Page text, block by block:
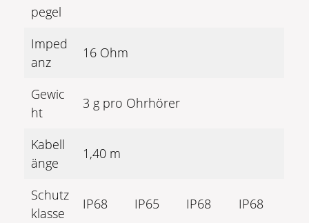
pegel
Imped
anz
16 Ohm
Gewic
ht
3 g pro Ohrhörer
Kabell
änge
1,40 m
Schutz
klasse
IP68 IP65 IP68 IP68